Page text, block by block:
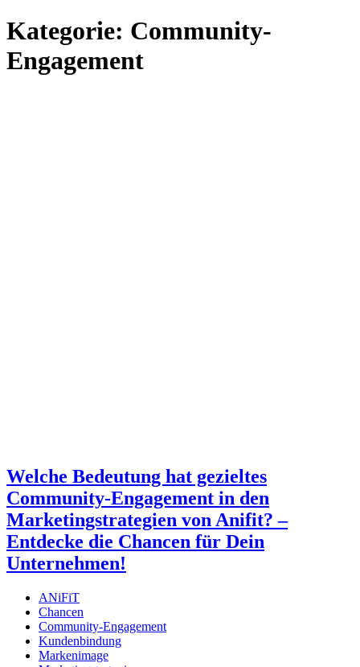
Kategorie: Community-
Engagement
Welche Bedeutung hat gezieltes
Community-Engagement in den
Marketingstrategien von Anifit? –
Entdecke die Chancen für Dein
Unternehmen!
ANiFiT
Chancen
Community-Engagement
Kundenbindung
Markenimage